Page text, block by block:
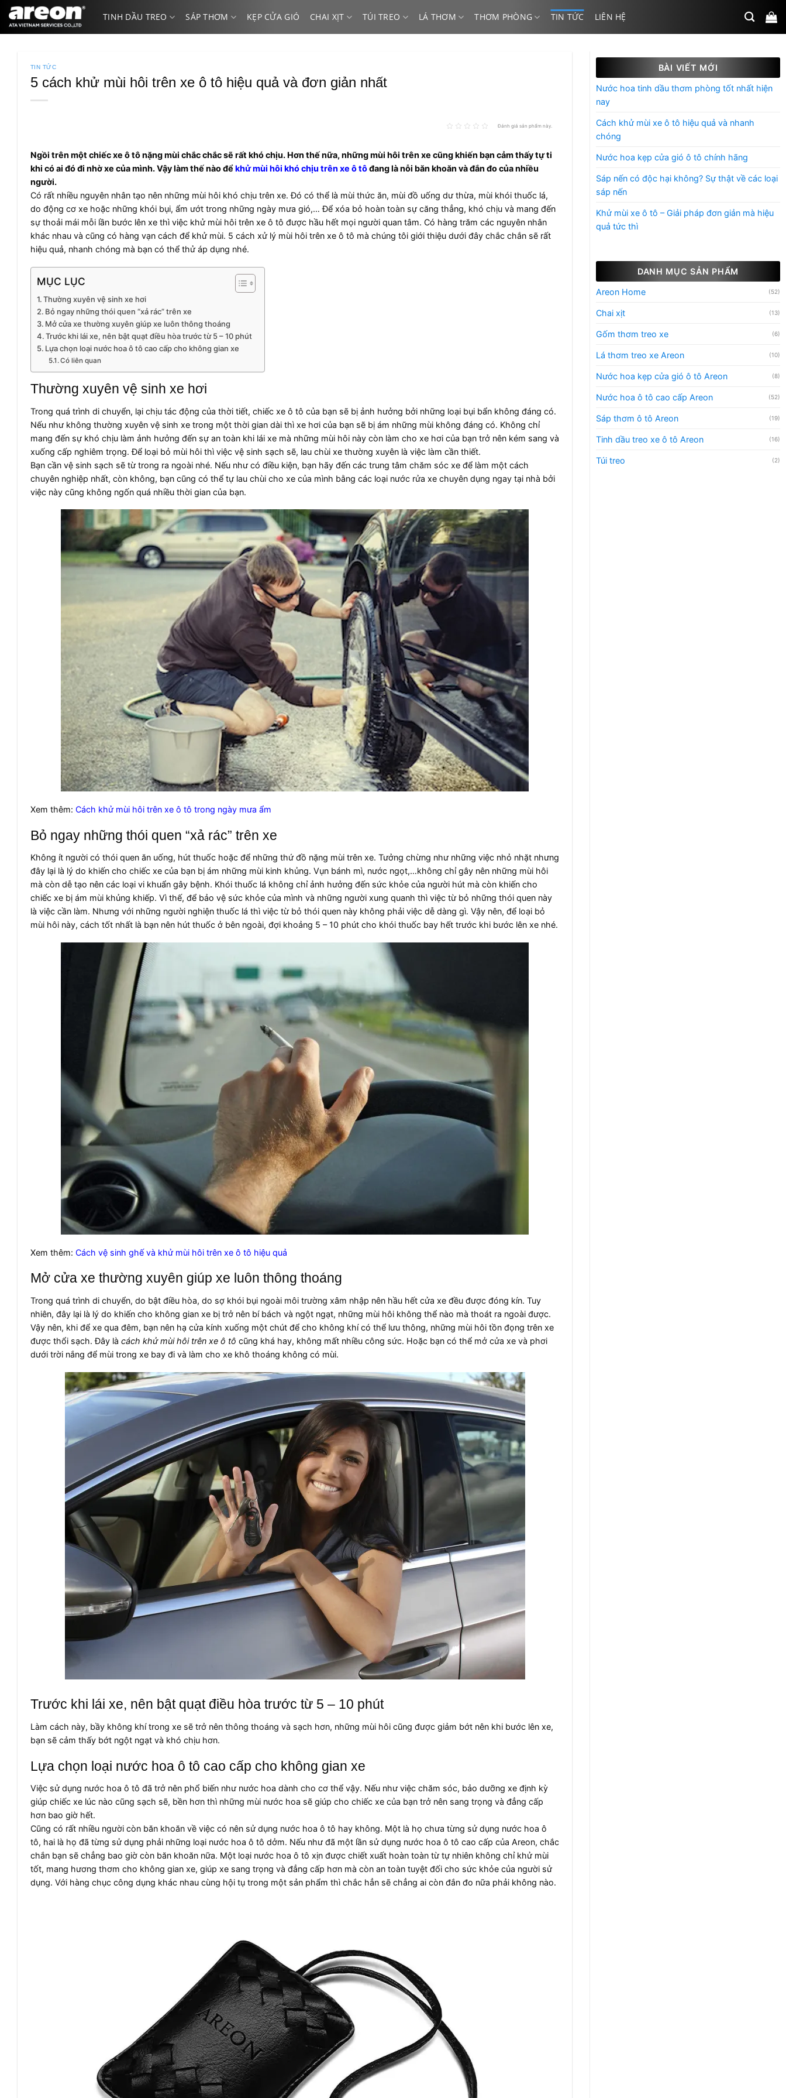
qua
nội
TINH DẦU TREO SÁP THƠM KẸP CỬA GIÓ CHAI XỊT TÚI TREO LÁ THƠM THƠM PHÒNG TIN TỨC LIÊN HỆ
TIN TỨC
5 cách khử mùi hôi trên xe ô tô hiệu quả và đơn giản nhất
Đánh giá sản phẩm này.
Ngồi trên một chiếc xe ô tô nặng mùi chắc chắc sẽ rất khó chịu. Hơn thế nữa, những mùi hôi trên xe cũng khiến bạn cảm thấy tự ti
khi có ai đó đi nhờ xe của mình. Vậy làm thế nào đểkhử mùi hôi khó chịu trên xe ô tôđang là nỗi băn khoăn và đắn đo của nhiều
người.
Có rất nhiều nguyên nhân tạo nên những mùi hôi khó chịu trên xe. Đó có thể là mùi thức ăn, mùi đồ uống dư thừa, mùi khói thuốc lá,
do động cơ xe hoặc những khói bụi, ẩm ướt trong những ngày mưa gió,… Để xóa bỏ hoàn toàn sự căng thẳng, khó chịu và mang đến
sự thoải mái mỗi lần bước lên xe thì việc khử mùi hôi trên xe ô tô được hầu hết mọi người quan tâm. Có hàng trăm các nguyên nhân
khác nhau và cũng có hàng vạn cách để khử mùi. 5 cách xử lý mùi hôi trên xe ô tô mà chúng tôi giới thiệu dưới đây chắc chắn sẽ rất
hiệu quả, nhanh chóng mà bạn có thể thử áp dụng nhé.
MỤC LỤC
Thường xuyên vệ sinh xe hơi
Bỏ ngay những thói quen “xả rác” trên xe
Mở cửa xe thường xuyên giúp xe luôn thông thoáng
Trước khi lái xe, nên bật quạt điều hòa trước từ 5 – 10 phút
Lựa chọn loại nước hoa ô tô cao cấp cho không gian xe
Có liên quan
Thường xuyên vệ sinh xe hơi
Trong quá trình di chuyển, lại chịu tác động của thời tiết, chiếc xe ô tô của bạn sẽ bị ảnh hưởng bởi những loại bụi bẩn không đáng có.
Nếu như không thường xuyên vệ sinh xe trong một thời gian dài thì xe hơi của bạn sẽ bị ám những mùi không đáng có. Không chỉ
mang đến sự khó chịu làm ảnh hưởng đến sự an toàn khi lái xe mà những mùi hôi này còn làm cho xe hơi của bạn trở nên kém sang và
xuống cấp nghiêm trọng. Để loại bỏ mùi hôi thì việc vệ sinh sạch sẽ, lau chùi xe thường xuyên là việc làm cần thiết.
Bạn cần vệ sinh sạch sẽ từ trong ra ngoài nhé. Nếu như có điều kiện, bạn hãy đến các trung tâm chăm sóc xe để làm một cách
chuyên nghiệp nhất, còn không, bạn cũng có thể tự lau chùi cho xe của mình bằng các loại nước rửa xe chuyên dụng ngay tại nhà bởi
việc này cũng không ngốn quá nhiều thời gian của bạn.
Xem thêm: Cách khử mùi hôi trên xe ô tô trong ngày mưa ẩm
Bỏ ngay những thói quen “xả rác” trên xe
Không ít người có thói quen ăn uống, hút thuốc hoặc để những thứ đồ nặng mùi trên xe. Tưởng chừng như những việc nhỏ nhặt nhưng
đây lại là lý do khiến cho chiếc xe của bạn bị ám những mùi kinh khủng. Vụn bánh mì, nước ngọt,…không chỉ gây nên những mùi hôi
mà còn dễ tạo nên các loại vi khuẩn gây bệnh. Khói thuốc lá không chỉ ảnh hưởng đến sức khỏe của người hút mà còn khiến cho
chiếc xe bị ám mùi khủng khiếp. Vì thế, để bảo vệ sức khỏe của mình và những người xung quanh thì việc từ bỏ những thói quen này
là việc cần làm. Nhưng với những người nghiện thuốc lá thì việc từ bỏ thói quen này không phải việc dễ dàng gì. Vậy nên, để loại bỏ
mùi hôi này, cách tốt nhất là bạn nên hút thuốc ở bên ngoài, đợi khoảng 5 – 10 phút cho khói thuốc bay hết trước khi bước lên xe nhé.
Xem thêm: Cách vệ sinh ghế và khử mùi hôi trên xe ô tô hiệu quả
Mở cửa xe thường xuyên giúp xe luôn thông thoáng
Trong quá trình di chuyển, do bật điều hòa, do sợ khói bụi ngoài môi trường xâm nhập nên hầu hết cửa xe đều được đóng kín. Tuy
nhiên, đây lại là lý do khiến cho không gian xe bị trở nên bí bách và ngột ngạt, những mùi hôi không thể nào mà thoát ra ngoài được.
Vậy nên, khi để xe qua đêm, bạn nên hạ cửa kính xuống một chút để cho không khí có thể lưu thông, những mùi hôi tồn đọng trên xe
được thổi sạch. Đây là cách khử mùi hôi trên xe ô tô cũng khá hay, không mất nhiều công sức. Hoặc bạn có thể mở cửa xe và phơi
dưới trời nắng để mùi trong xe bay đi và làm cho xe khô thoáng không có mùi.
Trước khi lái xe, nên bật quạt điều hòa trước từ 5 – 10 phút
Làm cách này, bầy không khí trong xe sẽ trở nên thông thoáng và sạch hơn, những mùi hôi cũng được giảm bớt nên khi bước lên xe,
bạn sẽ cảm thấy bớt ngột ngạt và khó chịu hơn.
Lựa chọn loại nước hoa ô tô cao cấp cho không gian xe
Việc sử dụng nước hoa ô tô đã trở nên phổ biến như nước hoa dành cho cơ thể vậy. Nếu như việc chăm sóc, bảo dưỡng xe định kỳ
giúp chiếc xe lúc nào cũng sạch sẽ, bền hơn thì những mùi nước hoa sẽ giúp cho chiếc xe của bạn trở nên sang trọng và đẳng cấp
hơn bao giờ hết.
Cũng có rất nhiều người còn băn khoăn về việc có nên sử dụng nước hoa ô tô hay không. Một là họ chưa từng sử dụng nước hoa ô
tô, hai là họ đã từng sử dụng phải những loại nước hoa ô tô dởm. Nếu như đã một lần sử dụng nước hoa ô tô cao cấp của Areon, chắc
chắn bạn sẽ chẳng bao giờ còn băn khoăn nữa. Một loại nước hoa ô tô xịn được chiết xuất hoàn toàn từ tự nhiên không chỉ khử mùi
tốt, mang hương thơm cho không gian xe, giúp xe sang trọng và đẳng cấp hơn mà còn an toàn tuyệt đối cho sức khỏe của người sử
dụng. Với hàng chục công dụng khác nhau cùng hội tụ trong một sản phẩm thì chắc hẳn sẽ chẳng ai còn đắn đo nữa phải không nào.
BÀI VIẾT MỚI
Nước hoa tinh dầu thơm phòng tốt nhất hiện
nay
Cách khử mùi xe ô tô hiệu quả và nhanh
chóng
Nước hoa kẹp cửa gió ô tô chính hãng
Sáp nến có độc hại không? Sự thật về các loại
sáp nến
Khử mùi xe ô tô – Giải pháp đơn giản mà hiệu
quả tức thì
DANH MỤC SẢN PHẨM
Areon Home (52)
Chai xịt (13)
Gốm thơm treo xe (6)
Lá thơm treo xe Areon (10)
Nước hoa kẹp cửa gió ô tô Areon (8)
Nước hoa ô tô cao cấp Areon (52)
Sáp thơm ô tô Areon (19)
Tinh dầu treo xe ô tô Areon (16)
Túi treo (2)